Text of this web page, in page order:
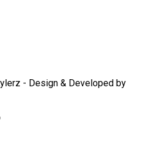
- Design & Developed by